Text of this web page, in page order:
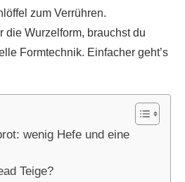
zum Verrühren.
die Wurzelform, brauchst du
Formtechnik. Einfacher geht’s
wenig Hefe und eine
Teige?